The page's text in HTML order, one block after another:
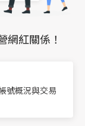
網紅關係！
號概況與交易